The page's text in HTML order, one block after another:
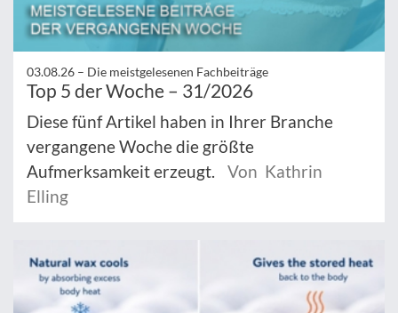
03.08.26 – Die meistgelesenen Fachbeiträge
Top 5 der Woche – 31/2026
Diese fünf Artikel haben in Ihrer Branche
vergangene Woche die größte
Aufmerksamkeit erzeugt.
Von Kathrin
Elling